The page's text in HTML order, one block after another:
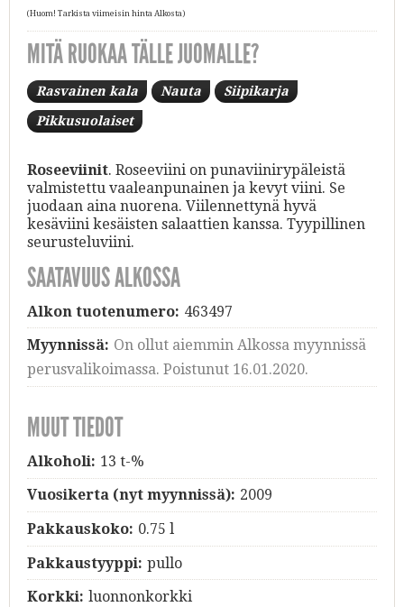
(Huom! Tarkista viimeisin hinta Alkosta)
MITÄ RUOKAA TÄLLE JUOMALLE?
Rasvainen kala Nauta Siipikarja
Pikkusuolaiset
Roseeviinit. Roseeviini on punaviinirypäleistä
valmistettu vaaleanpunainen ja kevyt viini. Se
juodaan aina nuorena. Viilennettynä hyvä
kesäviini kesäisten salaattien kanssa. Tyypillinen
seurusteluviini.
SAATAVUUS ALKOSSA
Alkon tuotenumero: 463497
Myynnissä: On ollut aiemmin Alkossa myynnissä
perusvalikoimassa. Poistunut 16.01.2020.
MUUT TIEDOT
Alkoholi: 13 t-%
Vuosikerta (nyt myynnissä): 2009
Pakkauskoko: 0.75 l
Pakkaustyyppi: pullo
Korkki: luonnonkorkki